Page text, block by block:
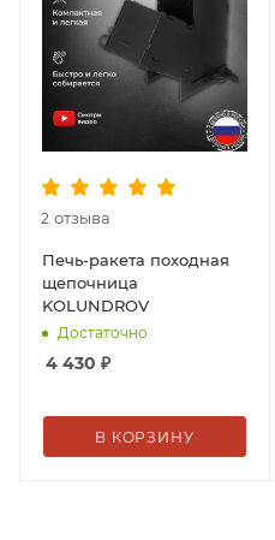
2 отзыва
Печь-ракета походная
щепочница
KOLUNDROV
Достаточно
4 430 ₽
В КОРЗИНУ